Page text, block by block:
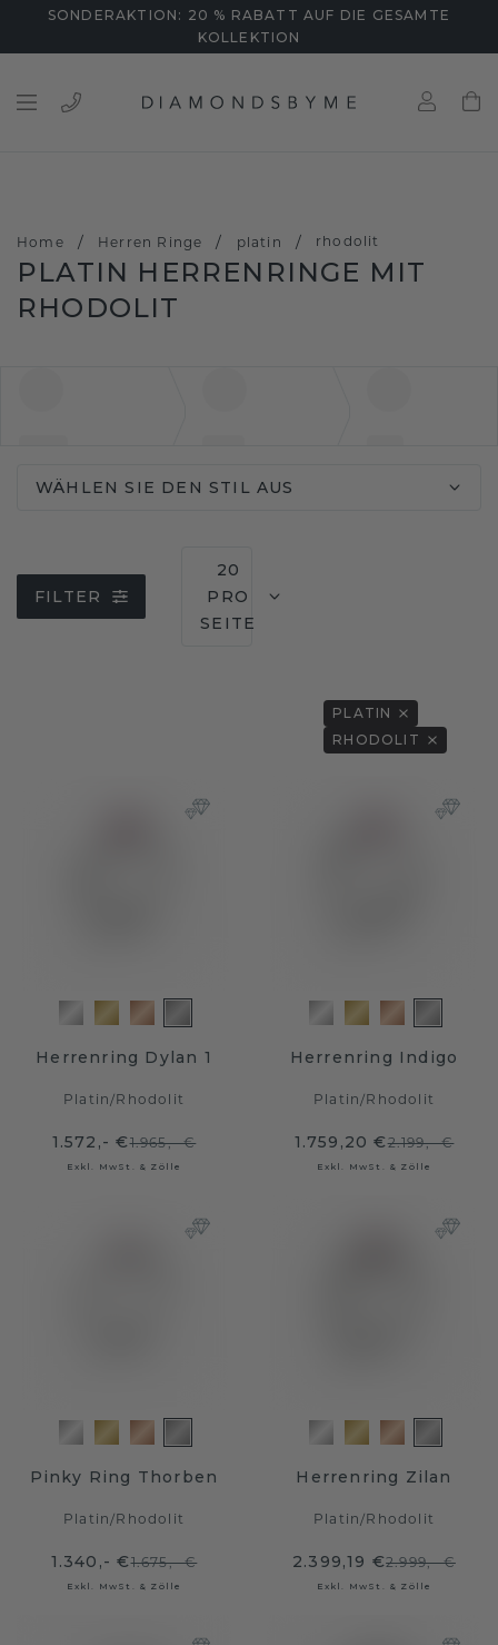
SONDERAKTION: 20 % RABATT AUF DIE GESAMTE
KOLLEKTION
Home / Herren Ringe / platin / rhodolit
PLATIN HERRENRINGE MIT
RHODOLIT
WÄHLEN SIE DEN STIL AUS
FILTER
20
PRO
SEITE
PLATIN
RHODOLIT
Herrenring Dylan 1
Platin/Rhodolit
1.572,- €1.965,- €
Exkl. MwSt. & Zölle
Herrenring Indigo
Platin/Rhodolit
1.759,20 €2.199,- €
Exkl. MwSt. & Zölle
Pinky Ring Thorben
Platin/Rhodolit
1.340,- €1.675,- €
Exkl. MwSt. & Zölle
Herrenring Zilan
Platin/Rhodolit
2.399,19 €2.999,- €
Exkl. MwSt. & Zölle